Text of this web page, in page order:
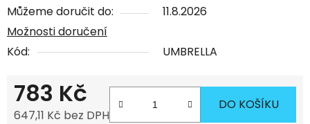
Můžeme doručit do:
11.8.2026
Možnosti doručení
Kód:
UMBRELLA
783 Kč
647,11 Kč bez DPH
DO KOŠÍKU